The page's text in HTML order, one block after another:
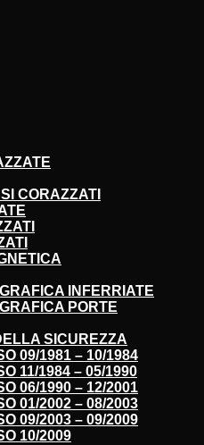
CORAZZATI
INFERRIATE
PORTE
SICUREZZA
09/1981 – 10/1984
11/1984 – 05/1990
06/1990 – 12/2001
01/2002 – 08/2003
09/2003 – 09/2009
10/2009